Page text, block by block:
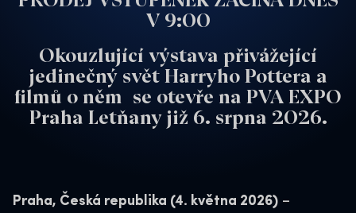
V 9:00
Okouzlující výstava přivážející
jedinečný svět Harryho Pottera a
filmů o něm se otevře na PVA EXPO
Praha Letňany již 6. srpna 2026.
Praha, Česká republika (4. května 2026) –